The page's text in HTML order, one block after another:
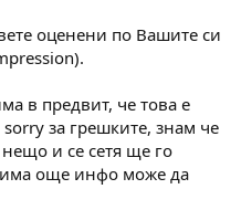
оценени по Вашите си
в предвит, че това е
за грешките, знам че
и се сетя ще го
има още инфо може да